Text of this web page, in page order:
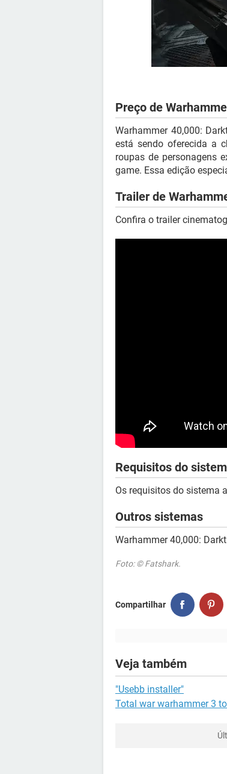
Preço de
Warhammer 40,000:
está sendo oferecida a
roupas de personagens
game. Essa edição
Trailer de
Confira o trailer
Requisitos do
Os requisitos do sistema
Outros sistemas
Warhammer 40,000:
Foto: © Fatshark.
Compartilhar
Veja também
"Usebb installer"
Total war warhammer 3